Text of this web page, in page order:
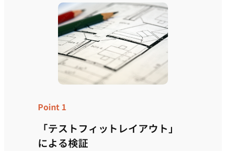
Point 1
「テストフィットレイアウト」
による検証